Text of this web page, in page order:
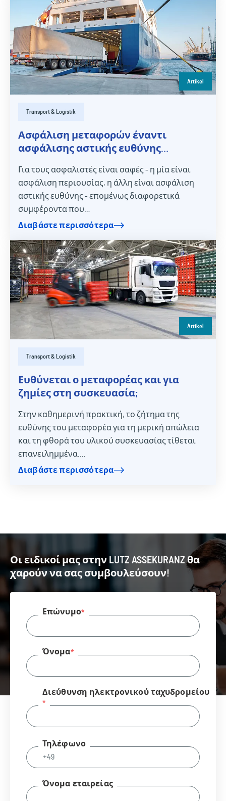
Artikel
Transport & Logistik
Ασφάλιση μεταφορών έναντι
ασφάλισης αστικής ευθύνης
Για τους ασφαλιστές είναι σαφές - η μία είναι
ασφάλιση περιουσίας, η άλλη είναι ασφάλιση
αστικής ευθύνης - επομένως διαφορετικά
συμφέροντα που…
Διαβάστε περισσότερα
Artikel
Transport & Logistik
Ευθύνεται ο μεταφορέας και για
ζημίες στη συσκευασία;
Στην καθημερινή πρακτική, το ζήτημα της
ευθύνης του μεταφορέα για τη μερική απώλεια
και τη φθορά του υλικού συσκευασίας τίθεται
επανειλημμένα.…
Διαβάστε περισσότερα
Οι ειδικοί μας στην LUTZ ASSEKURANZ θα
χαρούν να σας συμβουλεύσουν!
Επώνυμο
Όνομα
Διεύθυνση ηλεκτρονικού ταχυδρομείου
Τηλέφωνο
Όνομα εταιρείας